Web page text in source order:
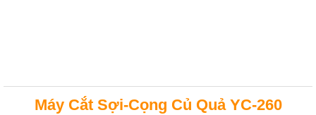
Máy Cắt Sợi-Cọng Củ Quả YC-260